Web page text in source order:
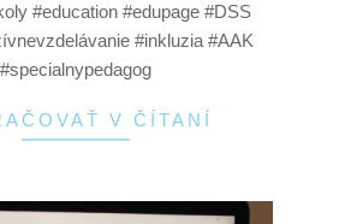
#education #edupage #DSS
#inkluzia #AAK
#specialnypedagog
V ČÍTANÍ